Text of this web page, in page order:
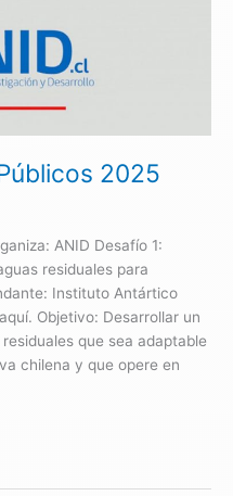
2025
ANID Desafío 1:
residuales para
Instituto Antártico
Objetivo: Desarrollar un
que sea adaptable
chilena y que opere en